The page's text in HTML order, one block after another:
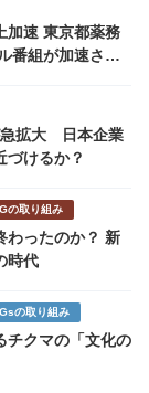
都薬務
急拡大 日本企業
づけるか？
の取り組み
ったのか？ 新
時代
の取り組み
チクマの「文化の